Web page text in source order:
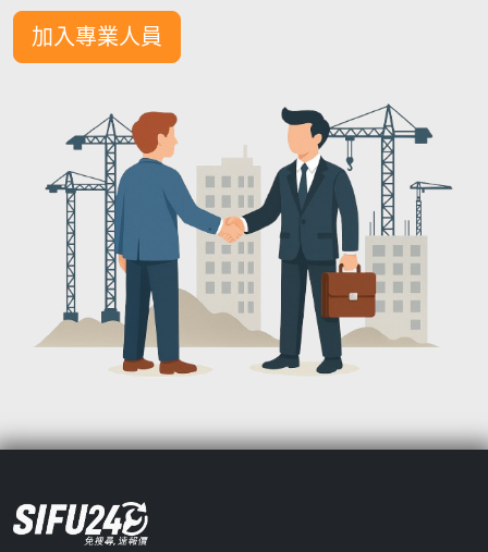
加入專業人員